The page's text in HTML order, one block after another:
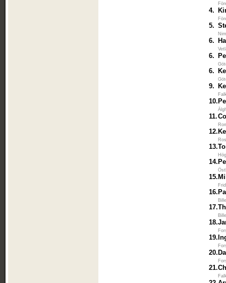
4.
5.
6.
6.
6.
9.
10.
11.
12.
13.
14.
15.
16.
17.
18.
19.
20.
21.